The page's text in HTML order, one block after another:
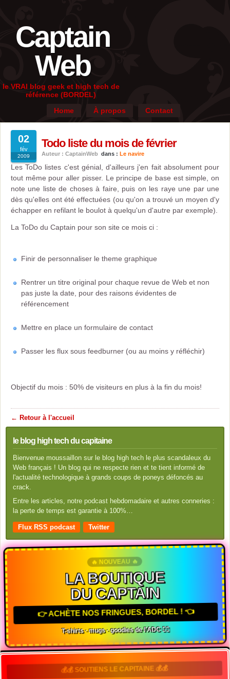
Captain
Web
le VRAI blog geek et high tech de
référence (BORDEL)
Home
À propos Contact
02
fév
2009
Todo liste du mois de février
Auteur : CaptainWeb dans : Le navire
Les ToDo listes c'est génial, d'ailleurs j'en fait absolument pour
tout même pour aller pisser. Le principe de base est simple, on
note une liste de choses à faire, puis on les raye une par une
dès qu'elles ont été effectuées (ou qu'on a trouvé un moyen d'y
échapper en refilant le boulot à quelqu'un d'autre par exemple).
La ToDo du Captain pour son site ce mois ci :
Finir de personnaliser le theme graphique
Rentrer un titre original pour chaque revue de Web et non
pas juste la date, pour des raisons évidentes de
référencement
Mettre en place un formulaire de contact
Passer les flux sous feedburner (ou au moins y réfléchir)
Objectif du mois : 50% de visiteurs en plus à la fin du mois!
← Retour à l'accueil
le blog high tech du capitaine
Bienvenue moussaillon sur le blog high tech le plus scandaleux du
Web français ! Un blog qui ne respecte rien et te tient informé de
l'actualité technologique à grands coups de poneys défoncés au
crack.
Entre les articles, notre podcast hebdomadaire et autres conneries :
la perte de temps est garantie à 100%…
Flux RSS podcast Twitter
🔥 NOUVEAU 🔥
LA BOUTIQUE
DU CAPTAIN
👉 ACHÈTE NOS FRINGUES, BORDEL ! 👈
T-shirts · mugs · goodies de l'ADC 🏴‍☠️
💰💰 SOUTIENS LE CAPITAINE 💰💰